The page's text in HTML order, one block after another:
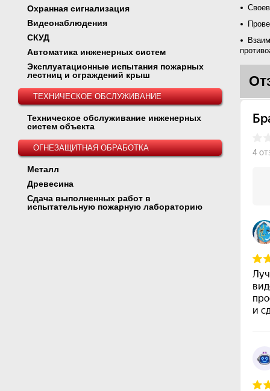
Охранная сигнализация
Видеонаблюдения
СКУД
Автоматика инженерных систем
Эксплуатационные испытания пожарных
лестниц и ограждений крыш
ТЕХНИЧЕСКОЕ ОБСЛУЖИВАНИЕ
Техническое обслуживание инженерных
систем объекта
ОГНЕЗАЩИТНАЯ ОБРАБОТКА
Металл
Древесина
Сдача выполненных работ в
испытательную пожарную лабораторию